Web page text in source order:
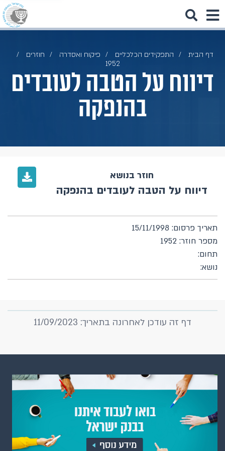
דף הבית התפקידים הכלכליים פיקוח ואסדרה
חוזרים
1952
דיווח על הטבה לעובדים
בהנפקה
חוזר בנושא
דיווח על הטבה לעובדים בהנפקה
תאריך פרסום: 15/11/1998
מספר חוזר: 1952
תחום:
נושא:
דף זה עודכן לאחרונה בתאריך: 11/09/2023